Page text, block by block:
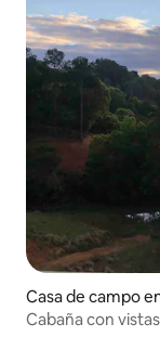
Casa de campo
Cabaña con